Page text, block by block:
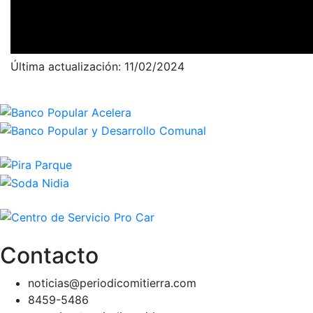
Última actualización: 11/02/2024
Contacto
noticias@periodicomitierra.com
8459-5486